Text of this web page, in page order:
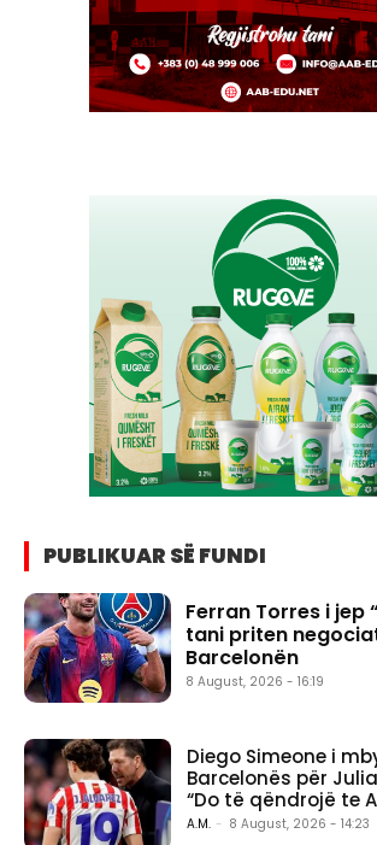
PUBLIKUAR SË FUNDI
Ferran Torres i jep
tani priten
Barcelonën
8 August, 2026 - 16:19
Diego Simeone i
Barcelonës për
“Do të qëndrojë te
A.M. - 8 August, 2026 - 14:23